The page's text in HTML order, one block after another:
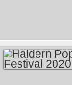
GOLIATH VÖ
28.08.2020
HALDERN POP